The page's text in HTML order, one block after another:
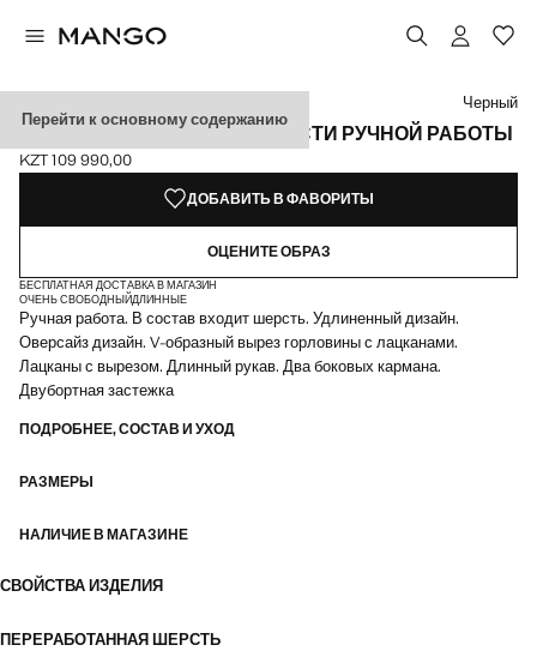
Перейти к основному содержанию
ОБЪЕМНОЕ ПАЛЬТО ИЗ ШЕРСТИ РУЧНОЙ РАБОТЫ
Текущая цена [KZT 109 990,00 ]
KZT 109 990,00
Выберите цвет
Выбранный цвет: Черный
Цвет Коричневый средний
Цвет Шоколадный
Черный
ДОБАВИТЬ В ФАВОРИТЫ
ОЦЕНИТЕ ОБРАЗ
БЕСПЛАТНАЯ ДОСТАВКА В МАГАЗИН
ОЧЕНЬ СВОБОДНЫЙДЛИННЫЕ
Ручная работа. В состав входит шерсть. Удлиненный дизайн.
Оверсайз дизайн. V-образный вырез горловины с лацканами.
Лацканы с вырезом. Длинный рукав. Два боковых кармана.
Двубортная застежка
ПОДРОБНЕЕ, СОСТАВ И УХОД
РАЗМЕРЫ
НАЛИЧИЕ В МАГАЗИНЕ
СВОЙСТВА ИЗДЕЛИЯ
ПЕРЕРАБОТАННАЯ ШЕРСТЬ